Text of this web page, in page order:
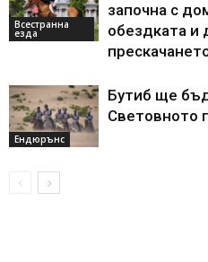
Всестранна
езда
започна с
обездката и
Ендюрънс
Бутиб ще
Световното